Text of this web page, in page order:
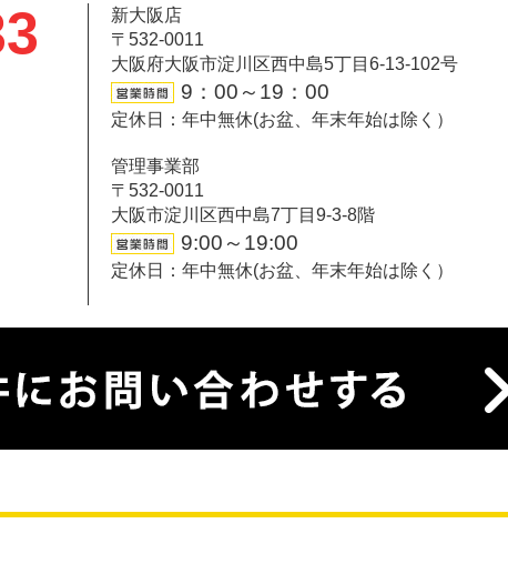
新大阪店
〒532-0011
大阪府大阪市淀川区西中島5丁目6-13-102号
9：00～19：00
定休日：年中無休(お盆、年末年始は除く）
管理事業部
〒532-0011
大阪市淀川区西中島7丁目9-3-8階
9:00～19:00
定休日：年中無休(お盆、年末年始は除く）